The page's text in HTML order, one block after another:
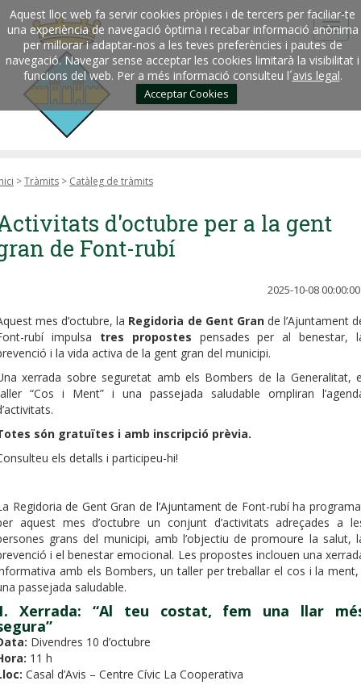
Aquest lloc web fa servir cookies pròpies i de tercers per faciliar-te
una experiència de navegació òptima i recabar informació anònima
per millorar i adaptar-nos a les teves preferències i pautes de
navegació. Navegar sense acceptar les cookies limitarà la visibilitat i
funcions del web. Per a més informació consulteu l´avis legal.
Acceptar Cookies
>Tràmits > Catàleg de tràmits
d'octubre per a la gent
de Font-rubí
2025-10-08 00:00:00
mes d’octubre, la Regidoria de Gent Grande l’Ajuntament
rubí impulsa tres propostes pensades per al benestar,
i la vida activa de la gent gran del municipi.
xerrada sobre seguretat amb els Bombers de la Generalitat,
“Cos i Ment” i una passejada saludable ompliran
són gratuïtes i amb inscripció prèvia.
els detalls i participeu-hi!
Regidoria de Gent Gran de l’Ajuntament de Font-rubí ha
aquest mes d’octubre un conjunt d’activitats adreçades a
grans del municipi, amb l’objectiu de promoure la salut,
i el benestar emocional. Les propostes inclouen una
amb els Bombers, un taller per treballar el cos i la
passejada saludable.
Xerrada: “Al teu costat, fem una llar
Divendres 10 d’octubre
11 h
Casal d’Avis – Centre Cívic La Cooperativa